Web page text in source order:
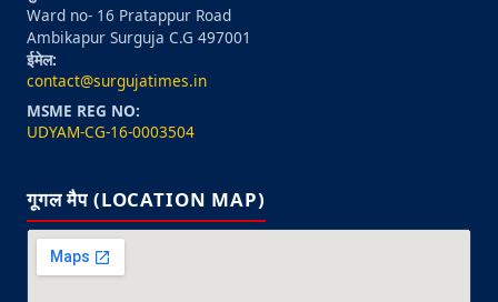
Ward no- 16 Pratappur Road
Ambikapur Surguja C.G 497001
ईमेल:
contact@surgujatimes.in
MSME REG NO:
UDYAM-CG-16-0003504
गूगल मैप (LOCATION MAP)